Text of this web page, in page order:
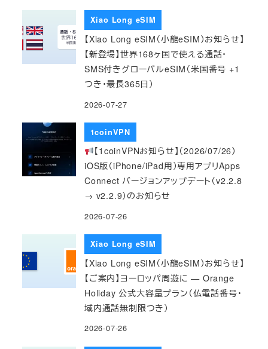
Xiao Long eSIM
【Xiao Long eSIM（小龍eSIM）お知らせ】
【新登場】世界168ヶ国で使える通話・
SMS付きグローバルeSIM（米国番号 +1
つき・最長365日）
2026-07-27
1coinVPN
【1coinVPNお知らせ】（2026/07/26）
iOS版（iPhone/iPad用）専用アプリApps
Connect バージョンアップデート（v2.2.8
→ v2.2.9）のお知らせ
2026-07-26
Xiao Long eSIM
【Xiao Long eSIM（小龍eSIM）お知らせ】
【ご案内】ヨーロッパ周遊に — Orange
Holiday 公式大容量プラン（仏電話番号・
域内通話無制限つき）
2026-07-26